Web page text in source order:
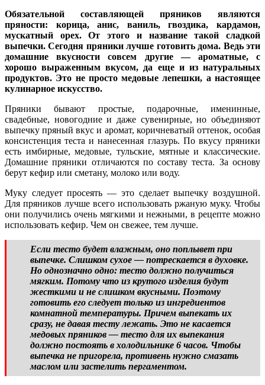
Обязательной составляющей пряников являются
пряности: корица, анис, ваниль, гвоздика, кардамон,
мускатный орех. От этого и название такой сладкой
выпечки. Сегодня пряники лучше готовить дома. Ведь эти
домашние вкусности совсем другие — ароматные, с
хорошо выраженным вкусом, да еще и из натуральных
продуктов. Это не просто медовые лепешки, а настоящее
кулинарное искусство.
Пряники бывают простые, подарочные, именинные,
свадебные, новогодние и даже сувенирные, но объединяют
выпечку пряный вкус и аромат, коричневатый оттенок, особая
консистенция теста и нанесенная глазурь. По вкусу пряники
есть имбирные, медовые, тульские, мятные и классические.
Домашние пряники отличаются по составу теста. За основу
берут кефир или сметану, молоко или воду.
Муку следует просеять — это сделает выпечку воздушной.
Для пряников лучше всего использовать ржаную муку. Чтобы
они получились очень мягкими и нежными, в рецепте можно
использовать кефир. Чем он свежее, тем лучше.
Если тесто будет влажным, оно поплывет при
выпечке. Слишком сухое — потрескается в духовке.
Но однозначно одно: тесто должно получиться
мягким. Потому что из крутого изделия будут
жесткими и не слишком вкусными. Поэтому
готовить его следует только из ингредиентов
комнатной температуры. Причем выпекать их
сразу, не давая тесту лежать. Это не касается
медовых пряников — тесто для их выпекания
должно постоять в холодильнике 6 часов. Чтобы
выпечка не пригорела, противень нужно смазать
маслом или застелить пергаментом.